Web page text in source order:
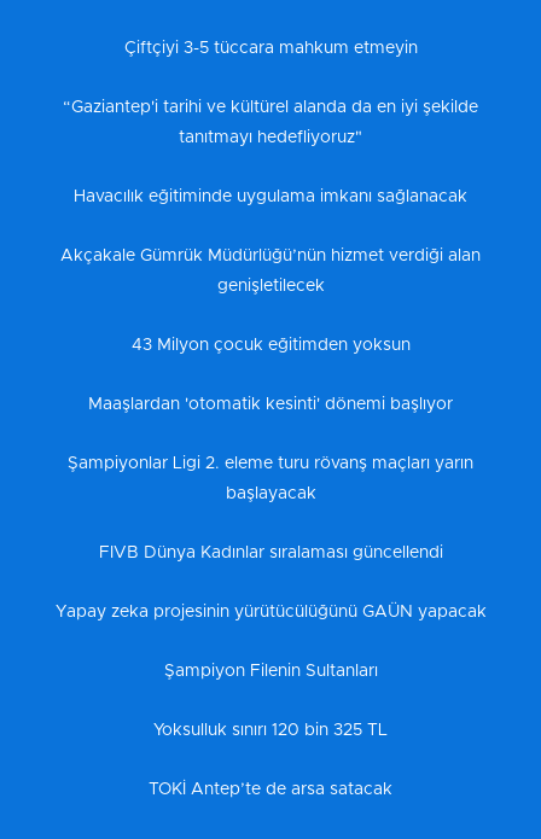
Çiftçiyi 3-5 tüccara mahkum etmeyin
“Gaziantep'i tarihi ve kültürel alanda da en iyi şekilde
tanıtmayı hedefliyoruz"
Havacılık eğitiminde uygulama imkanı sağlanacak
Akçakale Gümrük Müdürlüğü’nün hizmet verdiği alan
genişletilecek
43 Milyon çocuk eğitimden yoksun
Maaşlardan 'otomatik kesinti' dönemi başlıyor
Şampiyonlar Ligi 2. eleme turu rövanş maçları yarın
başlayacak
FIVB Dünya Kadınlar sıralaması güncellendi
Yapay zeka projesinin yürütücülüğünü GAÜN yapacak
Şampiyon Filenin Sultanları
Yoksulluk sınırı 120 bin 325 TL
TOKİ Antep’te de arsa satacak